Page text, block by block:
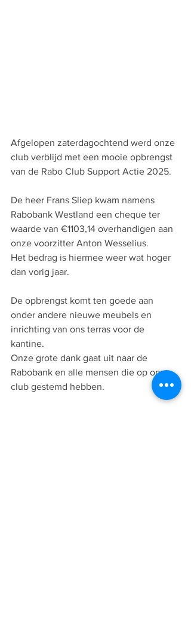
Afgelopen zaterdagochtend werd onze
club verblijd met een mooie opbrengst
van de Rabo Club Support Actie 2025.
De heer Frans Sliep kwam namens
Rabobank Westland een cheque ter
waarde van €1103,14 overhandigen aan
onze voorzitter Anton Wesselius.
Het bedrag is hiermee weer wat hoger
dan vorig jaar.
De opbrengst komt ten goede aan
onder andere nieuwe meubels en
inrichting van ons terras voor de
kantine.
Onze grote dank gaat uit naar de
Rabobank en alle mensen die op onze
club gestemd hebben.